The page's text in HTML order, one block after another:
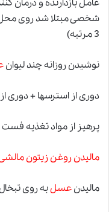
عامل بازدارنده و درمان
شخصی مبتلا شد روی محل
3 مرتبه)
نوشیدن روزانه چند لیوان
دوری از استرسها + دوری
پرهیز از مواد تغذیه
مالیدن روغن زیتون
مالیدنعسلبه روی